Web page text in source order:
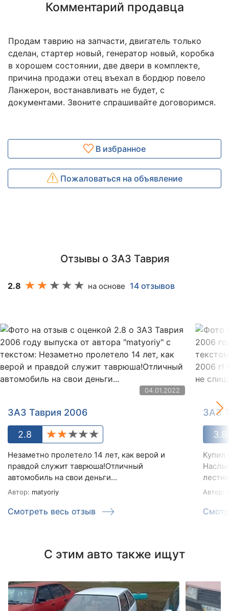
Комментарий продавца
Продам таврию на запчасти, двигатель только
сделан, стартер новый, генератор новый, коробка
в хорошем состоянии, две двери в комплекте,
причина продажи отец въехал в бордюр повело
Ланжерон, востанавливать не будет, с
документами. Звоните спрашивайте договоримся.
В избранное
Пожаловаться на объявление
Отзывы о ЗАЗ Таврия
2.8 на основе 14 отзывов
04.01.2022
ЗАЗ Таврия 2006
2.8
Незаметно пролетело 14 лет, как верой и
правдой служит таврюша!Отличный
автомобиль на свои деньги...
Автор: matyoriy
Смотреть весь отзыв
ЗАЗ
3.8
Купил
Автор:
С этим авто также ищут